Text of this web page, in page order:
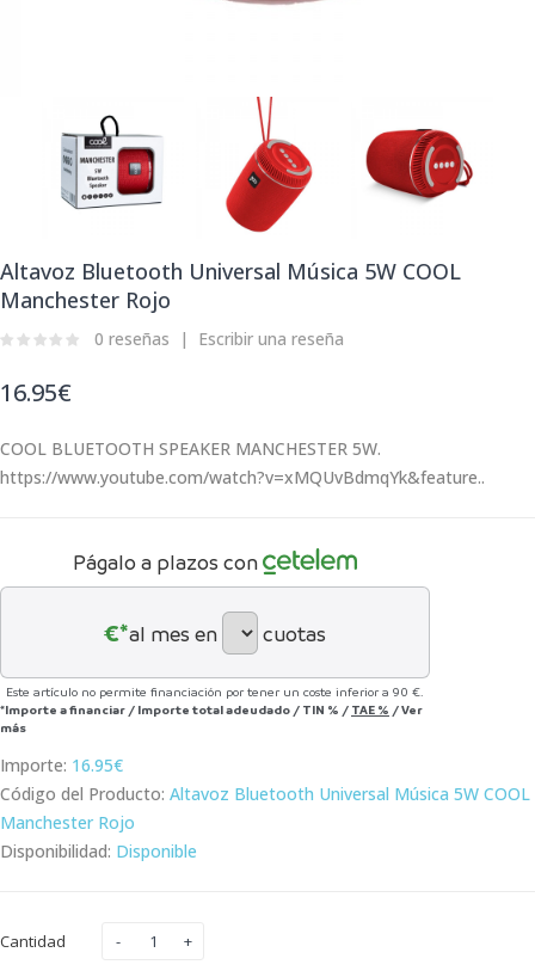
Altavoz Bluetooth Universal Música 5W COOL
Manchester Rojo
0 reseñas Escribir una reseña
16.95€
COOL BLUETOOTH SPEAKER MANCHESTER 5W.
https://www.youtube.com/watch?v=xMQUvBdmqYk&feature..
Págalo a plazos con
€*al mes en cuotas
Este artículo no permite financiación por tener un coste inferior a 90 €.
*Importe a financiar / Importe total adeudado / TIN % / TAE % /Ver
más
Importe: 16.95€
Código del Producto: Altavoz Bluetooth Universal Música 5W COOL
Manchester Rojo
Disponibilidad: Disponible
Cantidad